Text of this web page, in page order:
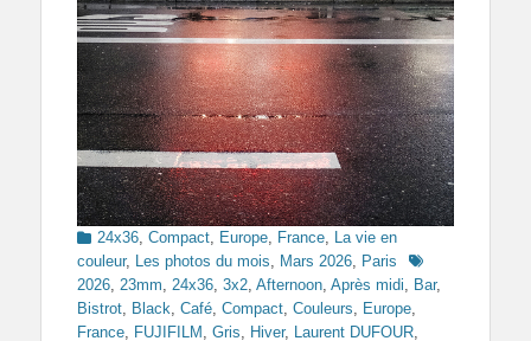
Categories
24x36 Compact Europe France
La vie en
couleur, Les photos du mois Mars 2026 Paris
Tags
2026 23mm 24x36 3x2 Afternoon Après midi Bar,
Bistrot
Black Café Compact Couleurs Europe
France
FUJIFILM Gris Hiver, Laurent DUFOUR